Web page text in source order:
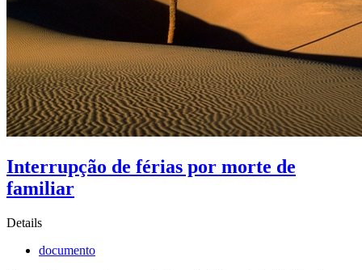
Interrupção de férias por morte de
familiar
Details
documento